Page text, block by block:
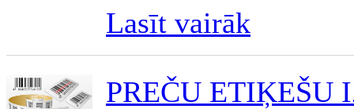
Lasīt vairāk
PREČU ETIĶEŠU